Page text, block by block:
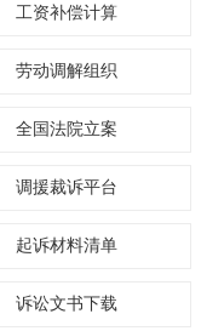
工资补偿计算
劳动调解组织
全国法院立案
调援裁诉平台
起诉材料清单
诉讼文书下载